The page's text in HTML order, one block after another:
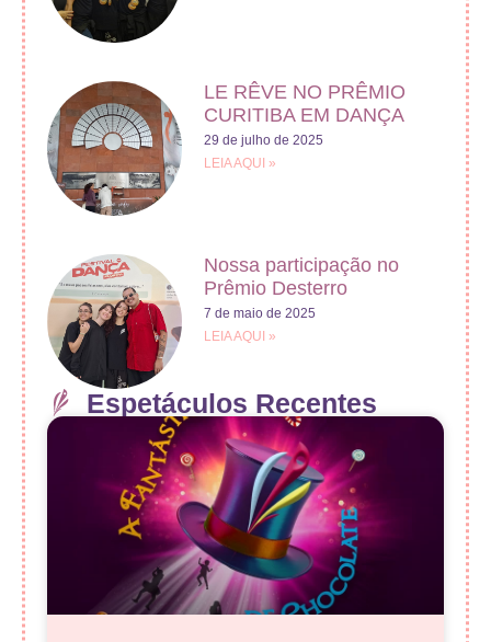
LE RÊVE NO PRÊMIO
CURITIBA EM DANÇA
29 de julho de 2025
LEIA AQUI »
Nossa participação no
Prêmio Desterro
7 de maio de 2025
LEIA AQUI »
Espetáculos Recentes